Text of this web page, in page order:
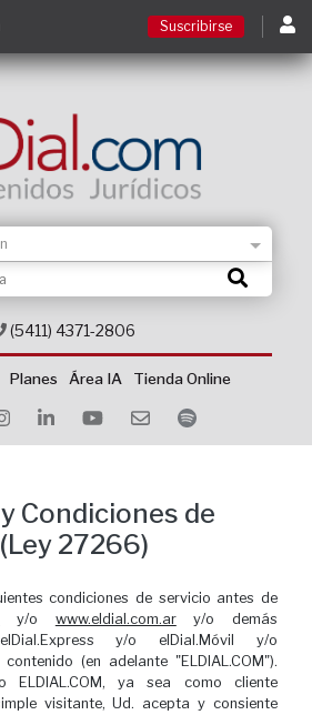
Ingresar
a cursos
Suscribirse
(5411) 4371-2806
Planes Área IA Tienda Online
Condiciones de
27266)
condiciones de servicio antes de
y/o www.eldial.com.ary/o demás
y/o elDial.Móvil y/o
(en adelante "ELDIAL.COM").
ELDIAL.COM, ya sea como cliente
visitante, Ud. acepta y consiente